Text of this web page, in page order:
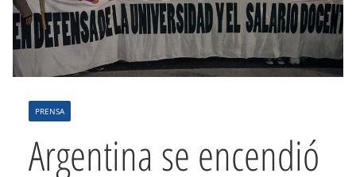
PRENSA
Argentina se encendió